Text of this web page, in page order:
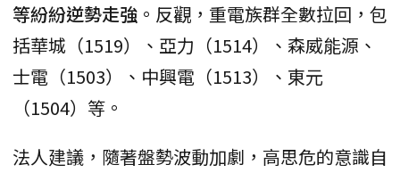
等紛紛逆勢走強 。反觀，重電族群全數拉回，包
括華城（1519）、亞力（1514）、森威能源、
士電（1503）、中興電（1513）、東元
（1504）等。
法人建議，隨著盤勢波動加劇，高思危的意識自